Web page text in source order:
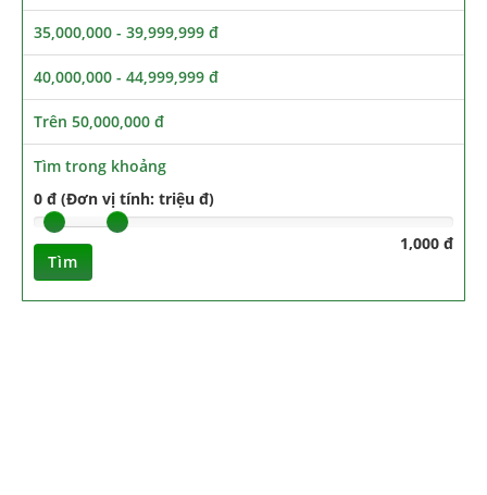
35,000,000 - 39,999,999 đ
40,000,000 - 44,999,999 đ
Trên 50,000,000 đ
Tìm trong khoảng
0 đ (Đơn vị tính: triệu đ)
1,000 đ
Tìm